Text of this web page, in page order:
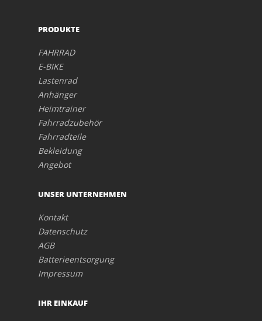
PRODUKTE
FAHRRAD
E-BIKE
Lastenrad
Anhänger
Heimtrainer
Fahrradzubehör
Fahrradteile
Bekleidung
Angebot
UNSER UNTERNEHMEN
Kontakt
Datenschutz
AGB
Batterieentsorgung
Impressum
IHR EINKAUF